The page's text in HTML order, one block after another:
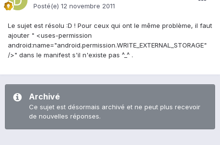
Posté(e) 12 novembre 2011
Le sujet est résolu :D ! Pour ceux qui ont le même problème, il faut
ajouter " <uses-permission
android:name="android.permission.WRITE_EXTERNAL_STORAGE"
/>" dans le manifest s'il n'existe pas ^_^ .
Archivé
Ce sujet est désormais archivé et ne peut plus recevoir
de nouvelles réponses.